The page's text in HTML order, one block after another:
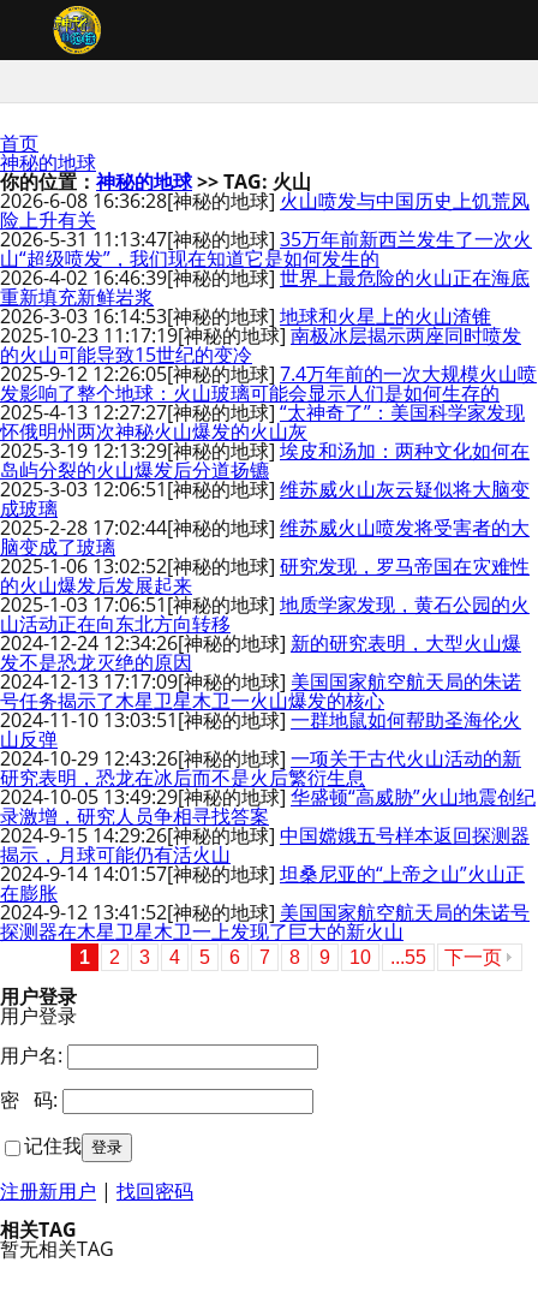
首页
神秘的地球
你的位置：神秘的地球>> TAG: 火山
2026-6-08 16:36:28[神秘的地球] 火山喷发与中国历史上饥荒风
险上升有关
2026-5-31 11:13:47[神秘的地球] 35万年前新西兰发生了一次火
山“超级喷发”，我们现在知道它是如何发生的
2026-4-02 16:46:39[神秘的地球] 世界上最危险的火山正在海底
重新填充新鲜岩浆
2026-3-03 16:14:53[神秘的地球] 地球和火星上的火山渣锥
2025-10-23 11:17:19[神秘的地球] 南极冰层揭示两座同时喷发
的火山可能导致15世纪的变冷
2025-9-12 12:26:05[神秘的地球] 7.4万年前的一次大规模火山喷
发影响了整个地球：火山玻璃可能会显示人们是如何生存的
2025-4-13 12:27:27[神秘的地球] “太神奇了”：美国科学家发现
怀俄明州两次神秘火山爆发的火山灰
2025-3-19 12:13:29[神秘的地球] 埃皮和汤加：两种文化如何在
岛屿分裂的火山爆发后分道扬镳
2025-3-03 12:06:51[神秘的地球] 维苏威火山灰云疑似将大脑变
成玻璃
2025-2-28 17:02:44[神秘的地球] 维苏威火山喷发将受害者的大
脑变成了玻璃
2025-1-06 13:02:52[神秘的地球] 研究发现，罗马帝国在灾难性
的火山爆发后发展起来
2025-1-03 17:06:51[神秘的地球] 地质学家发现，黄石公园的火
山活动正在向东北方向转移
2024-12-24 12:34:26[神秘的地球] 新的研究表明，大型火山爆
发不是恐龙灭绝的原因
2024-12-13 17:17:09[神秘的地球] 美国国家航空航天局的朱诺
号任务揭示了木星卫星木卫一火山爆发的核心
2024-11-10 13:03:51[神秘的地球] 一群地鼠如何帮助圣海伦火
山反弹
2024-10-29 12:43:26[神秘的地球] 一项关于古代火山活动的新
研究表明，恐龙在冰后而不是火后繁衍生息
2024-10-05 13:49:29[神秘的地球] 华盛顿“高威胁”火山地震创纪
录激增，研究人员争相寻找答案
2024-9-15 14:29:26[神秘的地球] 中国嫦娥五号样本返回探测器
揭示，月球可能仍有活火山
2024-9-14 14:01:57[神秘的地球] 坦桑尼亚的“上帝之山”火山正
在膨胀
2024-9-12 13:41:52[神秘的地球] 美国国家航空航天局的朱诺号
探测器在木星卫星木卫一上发现了巨大的新火山
1 2 3 4 5 6 7 8 9 10 ...55 下一页
用户登录
用户登录
用户名:
密 码:
记住我
注册新用户 | 找回密码
相关TAG
暂无相关TAG